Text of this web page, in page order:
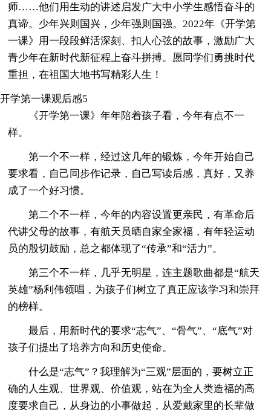
师……他们用生动的讲述启发广大中小学生感悟奋斗的
真谛。少年兴则国兴，少年强则国强。2022年《开学第
一课》用一段段鲜活深刻、扣人心弦的故事，激励广大
青少年在新时代新征程上奋斗拼搏。愿同学们勇挑时代
重担，在祖国大地书写精彩人生！
开学第一课观后感5
《开学第一课》年年陪着孩子看，今年有点不一
样。
第一个不一样，经过这几年的锻炼，今年开始自己
要求看，自己同步作记录，自己写读后感，真好，又养
成了一个好习惯。
第二个不一样，今年的内容设置更亲民，有革命后
代讲父母的故事，有航天员晒自家全家福，有年轻运动
员的殷切鼓励，总之都体现了“传承”和“活力”。
第三个不一样，几乎无明星，连主题歌曲都是“航天
英雄”杨利伟领唱，为孩子们树立了真正应该学习和崇拜
的榜样。
最后，用新时代的要求“志气”、“骨气”、“底气”对
孩子们提出了培养方向和历史使命。
什么是“志气”？我理解为“三观”层面的，要树立正
确的人生观、世界观、价值观，站在为全人类造福的高
度要求自己，从身边的小事做起，从爱戴家里的长辈做